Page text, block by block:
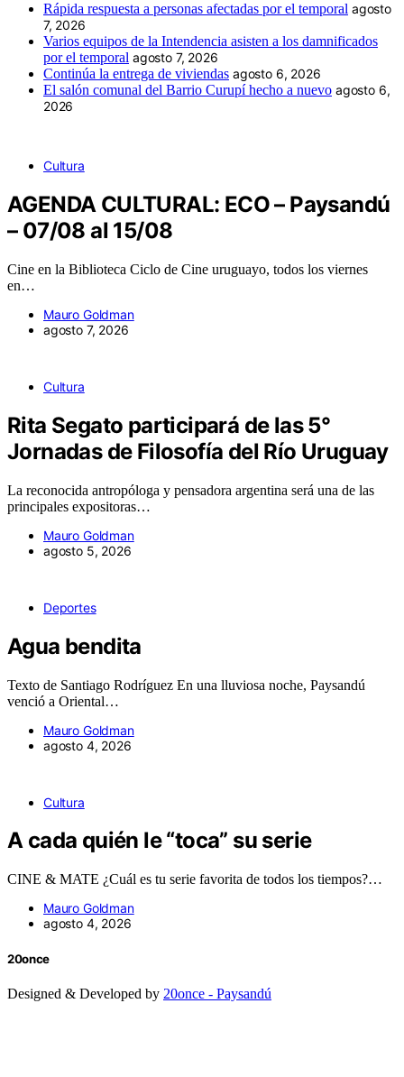
Rápida respuesta a personas afectadas por el temporal agosto
7, 2026
Varios equipos de la Intendencia asisten a los damnificados
por el temporal agosto 7, 2026
Continúa la entrega de viviendas agosto 6, 2026
El salón comunal del Barrio Curupí hecho a nuevo agosto 6,
2026
Cultura
AGENDA CULTURAL: ECO – Paysandú
– 07/08 al 15/08
Cine en la Biblioteca Ciclo de Cine uruguayo, todos los viernes
en…
Mauro Goldman
agosto 7, 2026
Cultura
Rita Segato participará de las 5°
Jornadas de Filosofía del Río Uruguay
La reconocida antropóloga y pensadora argentina será una de las
principales expositoras…
Mauro Goldman
agosto 5, 2026
Deportes
Agua bendita
Texto de Santiago Rodríguez En una lluviosa noche, Paysandú
venció a Oriental…
Mauro Goldman
agosto 4, 2026
Cultura
A cada quién le “toca” su serie
CINE & MATE ¿Cuál es tu serie favorita de todos los tiempos?…
Mauro Goldman
agosto 4, 2026
20once
Designed & Developed by 20once - Paysandú